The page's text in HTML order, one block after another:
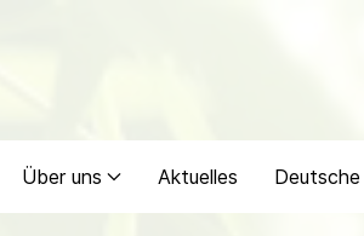
Über uns Aktuelles